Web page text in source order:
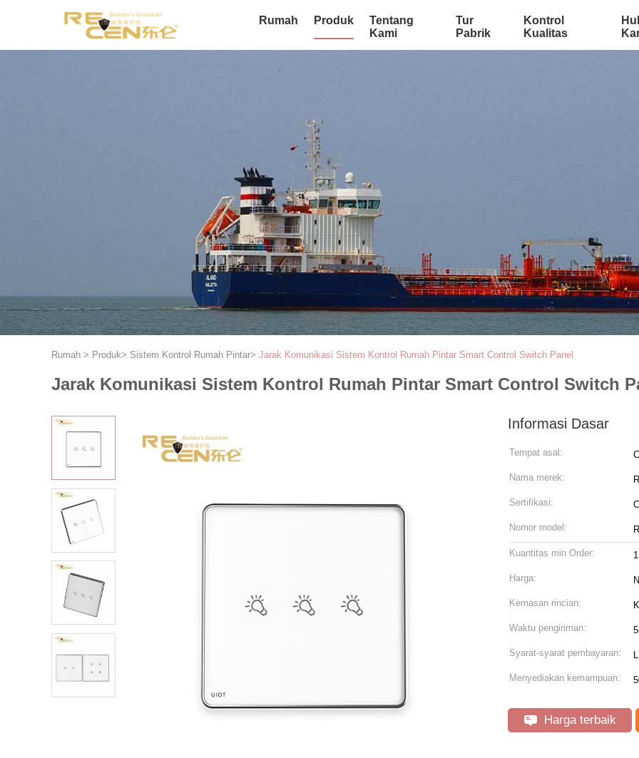
Rumah Produk
Tentang
Kami
Tur
Pabrik
Kontrol
Kualitas
Rumah > Produk> Sistem Kontrol Rumah Pintar> Jarak Komunikasi Sistem Kontrol Rumah Pintar Smart Control Switch Panel
Jarak Komunikasi Sistem Kontrol Rumah Pintar Smart Control Switch
Informasi Dasar
Tempat asal:
Nama merek:
Sertifikasi:
Nomor model:
Kuantitas min Order: 1
Harga:
Kemasan rincian:
Waktu pengiriman:
Syarat-syarat pembayaran:
Menyediakan kemampuan:
Harga terbaik